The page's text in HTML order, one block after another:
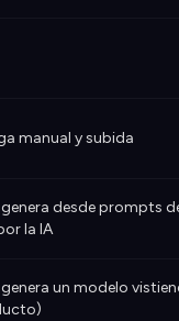
manual y subida
desde prompts
la IA
un modelo